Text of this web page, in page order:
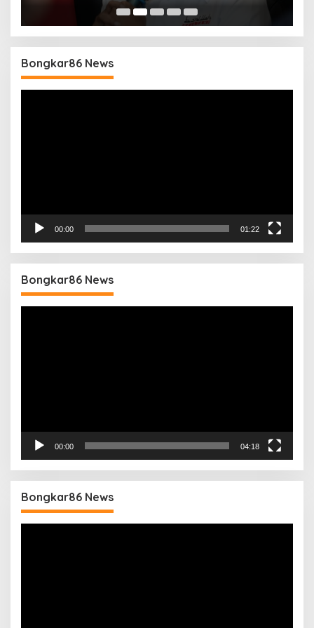
Bongkar86 News
00:00 01:22
Bongkar86 News
00:00 04:18
Bongkar86 News